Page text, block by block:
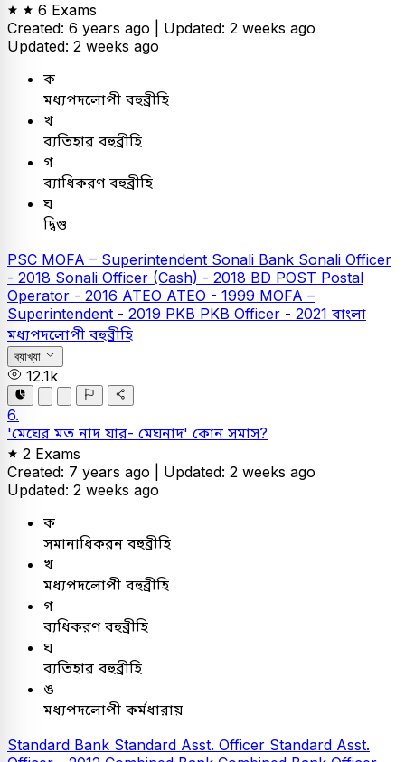
6 Exams
Created: 6 years ago | Updated: 2 weeks ago
Updated: 2 weeks ago
ক
মধ্যপদলোপী বহুব্রীহি
খ
ব্যতিহার বহুব্রীহি
গ
ব্যাধিকরণ বহুব্রীহি
ঘ
দ্বিগু
PSC MOFA – Superintendent Sonali Bank Sonali Officer
- 2018 Sonali Officer (Cash) - 2018 BD POST Postal
Operator - 2016 ATEO ATEO - 1999 MOFA –
Superintendent - 2019 PKB PKB Officer - 2021 বাংলা
মধ্যপদলোপী বহুব্রীহি
ব্যাখ্যা
12.1k
6.
'মেঘের মত নাদ যার- মেঘনাদ' কোন সমাস?
2 Exams
Created: 7 years ago | Updated: 2 weeks ago
Updated: 2 weeks ago
ক
সমানাধিকরন বহুব্রীহি
খ
মধ্যপদলোপী বহুব্রীহি
গ
ব্যধিকরণ বহুব্রীহি
ঘ
ব্যতিহার বহুব্রীহি
ঙ
মধ্যপদলোপী কর্মধারায়
Standard Bank Standard Asst. Officer Standard Asst.